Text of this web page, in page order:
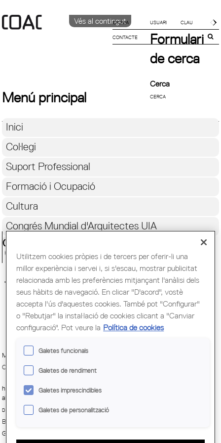
Vés al contingut
IDIOMA
CATALÀ
CONTACTE
Formulari
de cerca
Cerca
Menú principal
Inici
Col·legi
Suport Professional
Formació i Ocupació
Cultura
Congrés Mundial d'Arquitectes UIA
Ciutadania
Conferència: Alberto Peñín /
BUTECH + Carlos Ferrater /
TALLERES INOX / NeoLITH
Museu del Disseny
Conferència
http://ajuntament.barcelona.cat/museudeldisseny/ca/activitat/sessio-5-
alberto-penin-butech-carlos-ferratertalleres-inoxneolith
Dimarts, 8 novembre, 2016 - 18:00
Barcelona
Gratuït
Utilitzem cookies pròpies i de tercers per oferir-li una
millor experiència i servei i, si s'escau, mostrar publicitat
relacionada amb les preferències mitjançant l'anàlisi dels
seus hàbits de navegació. En clicar "D'acord", vostè
accepta l'ús d'aquestes cookies. També pot "Configurar"
o "Rebutjar" la instal·lació de cookies clicant a "Canviar
configuració". Pot veure la Política de cookies
Galetes funcionals
Galetes de rendiment
Galetes imprescindibles
Galetes de personalització